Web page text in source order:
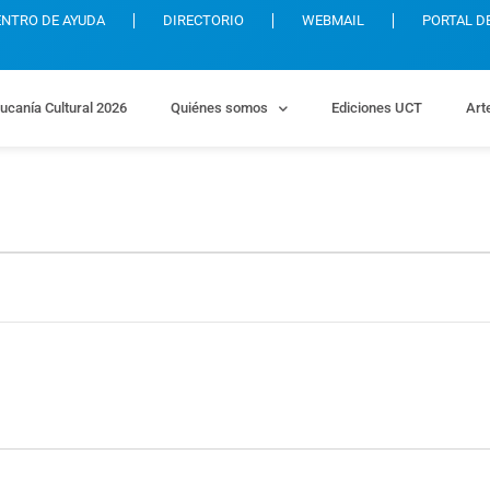
DE AYUDA DIRECTORIO WEBMAIL PORTAL
Cultural 2026 Quiénes somos Ediciones UCT